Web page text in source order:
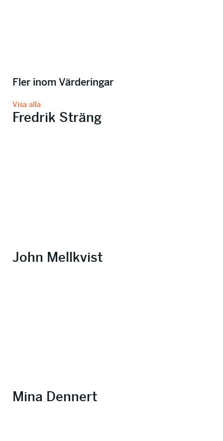
Fler inom Värderingar
Visa alla
Fredrik Sträng
John Mellkvist
Mina Dennert